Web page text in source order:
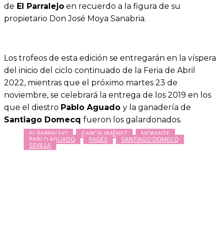
de El Parralejo en recuerdo a la figura de su
propietario Don José Moya Sanabria.
Los trofeos de esta edición se entregarán en la víspera
del inicio del ciclo continuado de la Feria de Abril
2022, mientras que el próximo martes 23 de
noviembre, se celebrará la entrega de los 2019 en los
que el diestro Pablo Aguado y la ganadería de
Santiago Domecq fueron los galardonados.
EL PARRALEJO GARCÍA JIMÉNEZ MORANTE
PABLO AGUADO PAGÉS SANTIAGO DOMECQ
SEVILLA